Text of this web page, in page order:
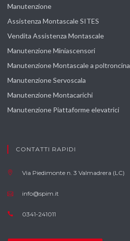
Manutenzione
Assistenza Montascale SITES
Vendita Assistenza Montascale
Manutenzione Miniascensori
Manutenzione Montascale a poltroncina
Manutenzione Servoscala
Manutenzione Montacarichi
Manutenzione Piattaforme elevatrici
CONTATTI RAPIDI
Via Piedimonte n. 3 Valmadrera (LC)
info@spim.it
0341-241011